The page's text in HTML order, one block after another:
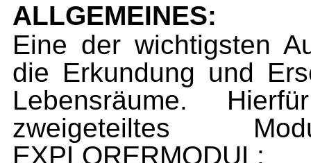
ALLGEMEINES:
Eine der wichtigsten
die Erkundung und
Lebensräume.
zweigeteiltes
EXPLORERMODUL: